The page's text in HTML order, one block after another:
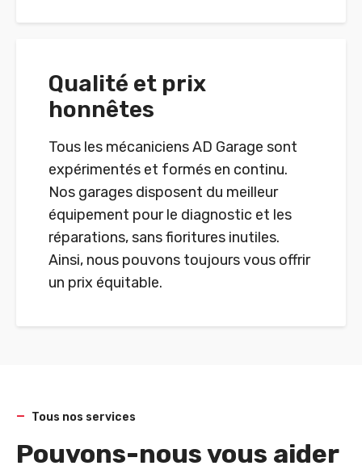
Qualité et prix
honnêtes
Tous les mécaniciens AD Garage sont
expérimentés et formés en continu.
Nos garages disposent du meilleur
équipement pour le diagnostic et les
réparations, sans fioritures inutiles.
Ainsi, nous pouvons toujours vous offrir
un prix équitable.
Tous nos services
Pouvons-nous vous aider